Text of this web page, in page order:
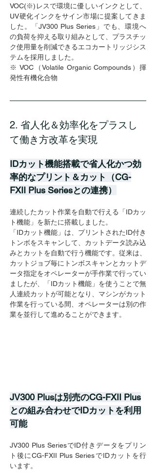
VOC(※)レスで環境に優しいインクとして、
UV硬化インクをサイン市場に提案してきま
した。「JV300 Plus Series」でも、環境へ
の負荷を抑える取り組みとして、プラスチッ
ク使用量を削減できるエコカートリッジシス
テムを採用しました。
※ VOC（Volatile Organic Compounds）揮
発性有機化合物
2. 省人化＆効率化をプラスし
て働き方改革を実現
IDカット機能搭載で省人化かつ効
率的なプリント＆カット（CG-
FXII Plus Seriesとの連携）
連続したカット作業を自動で行える「IDカッ
ト機能」を新たに搭載しました。
「IDカット機能」は、プリントされたID付き
トンボをスキャンして、カットデータ読み込
みとカットを自動で行う機能です。従来は、
カットジョブ毎にトンボスキャンとカットデ
ータ指定をオペレーターが手作業で行ってい
ましたが、「IDカット機能」を使うことで無
人連続カットが可能となり、マシンがカット
作業を行っている間、オペレーターは別の作
業を並行して進めることができます。
JV300 Plusは別売のCG-FXII Plus
との組み合わせでIDカットを利用
可能
JV300 Plus SeriesでID付きデータをプリン
ト後にCG-FXII Plus SeriesでIDカットを行
います。